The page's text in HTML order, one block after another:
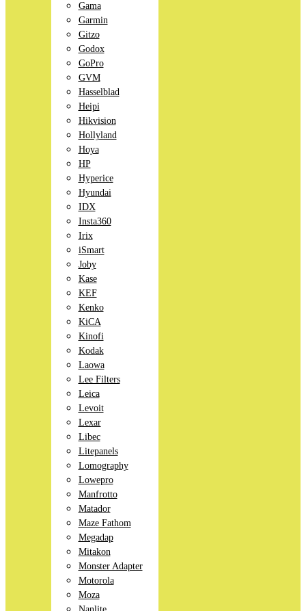
Gama
Garmin
Gitzo
Godox
GoPro
GVM
Hasselblad
Heipi
Hikvision
Hollyland
Hoya
HP
Hyperice
Hyundai
IDX
Insta360
Irix
iSmart
Joby
Kase
KEF
Kenko
KiCA
Kinofi
Kodak
Laowa
Lee Filters
Leica
Levoit
Lexar
Libec
Litepanels
Lomography
Lowepro
Manfrotto
Matador
Maze Fathom
Megadap
Mitakon
Monster Adapter
Motorola
Moza